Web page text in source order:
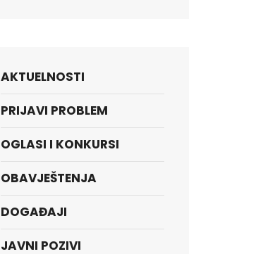
AKTUELNOSTI
PRIJAVI PROBLEM
OGLASI I KONKURSI
OBAVJEŠTENJA
DOGAĐAJI
JAVNI POZIVI